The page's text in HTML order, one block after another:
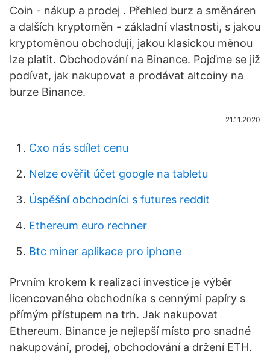
Coin - nákup a prodej . Přehled burz a směnáren
a dalších kryptoměn - základní vlastnosti, s jakou
kryptoměnou obchodují, jakou klasickou měnou
lze platit. Obchodování na Binance. Pojďme se již
podívat, jak nakupovat a prodávat altcoiny na
burze Binance.
21.11.2020
Cxo nás sdílet cenu
Nelze ověřit účet google na tabletu
Úspěšní obchodníci s futures reddit
Ethereum euro rechner
Btc miner aplikace pro iphone
Prvním krokem k realizaci investice je výběr
licencovaného obchodníka s cennými papíry s
přímým přístupem na trh. Jak nakupovat
Ethereum. Binance je nejlepší místo pro snadné
nakupování, prodej, obchodování a držení ETH.